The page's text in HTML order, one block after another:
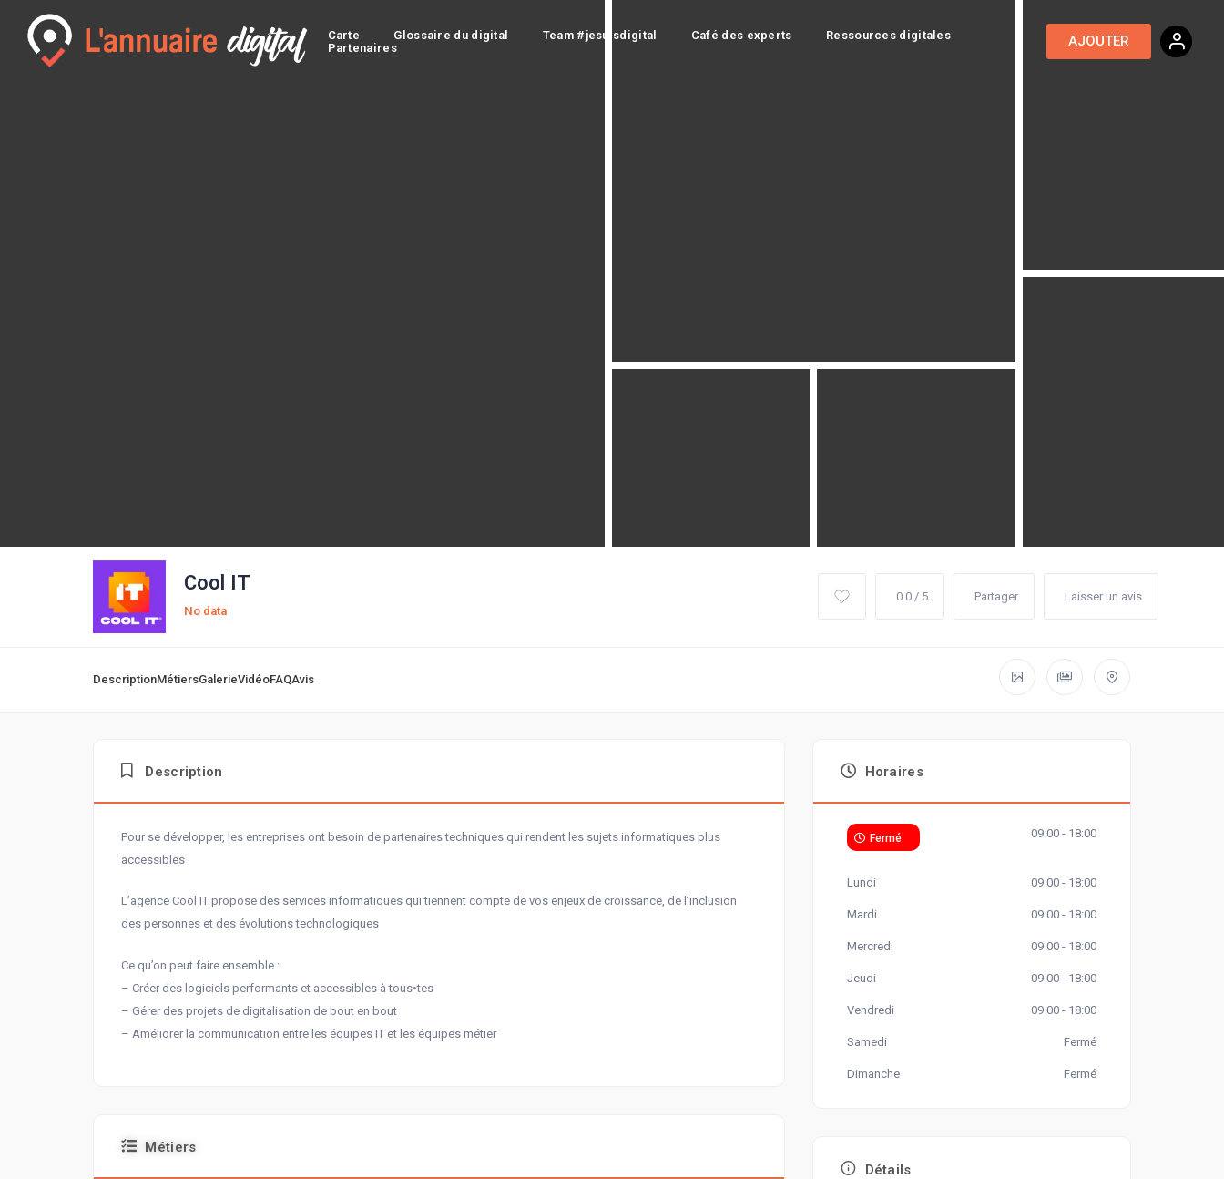
Carte Glossaire du digital Team #jesuisdigital Café des experts
Ressources digitales
Partenaires
AJOUTER
Cool IT
No data
0.0 / 5 Partager Laisser un avis
DescriptionMétiersGalerieVidéoFAQAvis
Description
Pour se développer, les entreprises ont besoin de partenaires techniques qui rendent les sujets informatiques plus
accessibles
L’agence Cool IT propose des services informatiques qui tiennent compte de vos enjeux de croissance, de l’inclusion
des personnes et des évolutions technologiques
Ce qu’on peut faire ensemble :
– Créer des logiciels performants et accessibles à tous•tes
– Gérer des projets de digitalisation de bout en bout
– Améliorer la communication entre les équipes IT et les équipes métier
Métiers
Horaires
Fermé 09:00 - 18:00
Lundi 09:00 - 18:00
Mardi 09:00 - 18:00
Mercredi 09:00 - 18:00
Jeudi 09:00 - 18:00
Vendredi 09:00 - 18:00
Samedi Fermé
Dimanche Fermé
Détails